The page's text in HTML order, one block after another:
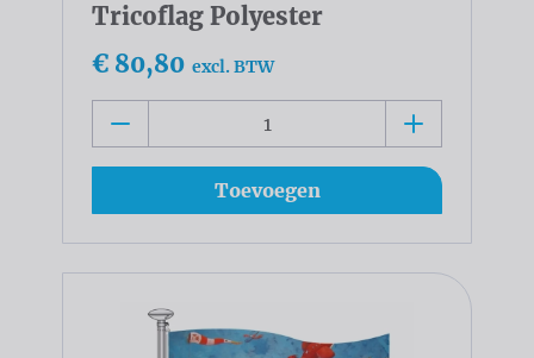
Tricoflag Polyester
€ 80,80 excl. BTW
Toevoegen